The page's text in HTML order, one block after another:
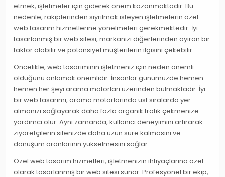
etmek, işletmeler için giderek önem kazanmaktadır. Bu
nedenle, rakiplerinden sıyrılmak isteyen işletmelerin özel
web tasarım hizmetlerine yönelmeleri gerekmektedir. İyi
tasarlanmış bir web sitesi, markanızı diğerlerinden ayıran bir
faktör olabilir ve potansiyel müşterilerin ilgisini çekebilir.
Öncelikle, web tasarımının işletmeniz için neden önemli
olduğunu anlamak önemlidir. İnsanlar günümüzde hemen
hemen her şeyi arama motorları üzerinden bulmaktadır. İyi
bir web tasarımı, arama motorlarında üst sıralarda yer
almanızı sağlayarak daha fazla organik trafik çekmenize
yardımcı olur. Aynı zamanda, kullanıcı deneyimini artırarak
ziyaretçilerin sitenizde daha uzun süre kalmasını ve
dönüşüm oranlarının yükselmesini sağlar.
Özel web tasarım hizmetleri, işletmenizin ihtiyaçlarına özel
olarak tasarlanmış bir web sitesi sunar. Profesyonel bir ekip,